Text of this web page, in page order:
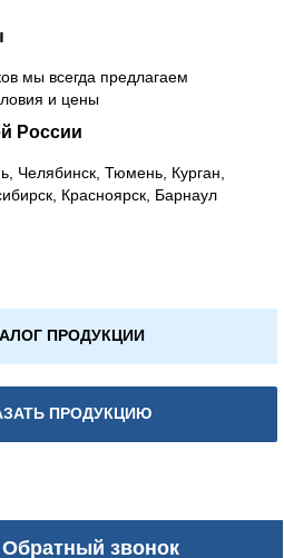
мы всегда предлагаем
и цены
России
Челябинск, Тюмень, Курган,
Красноярск, Барнаул
ПРОДУКЦИИ
ПРОДУКЦИЮ
звонок